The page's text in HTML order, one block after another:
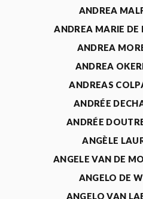
ANDREA
ANDREA MARIE DE
ANDREA
ANDREA
ANDREAS
ANDRÉE
ANDRÉE
ANGÈLE
ANGELE VAN DE
ANGELO DE
ANGELO VAN